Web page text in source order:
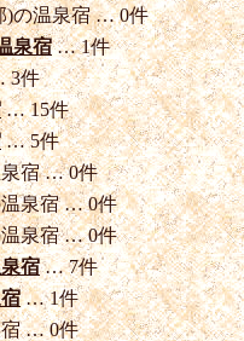
)の温泉宿 … 0件
泉宿… 1件
件
… 15件
… 5件
泉宿 … 0件
泉宿 … 0件
泉宿 … 0件
宿… 7件
… 1件
宿 … 0件